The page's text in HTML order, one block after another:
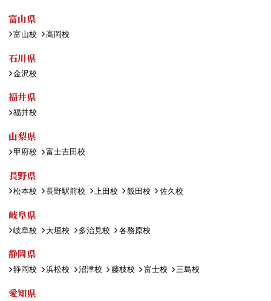
富山県
富山校 高岡校
石川県
金沢校
福井県
福井校
山梨県
甲府校 富士吉田校
長野県
松本校 長野駅前校 上田校 飯田校 佐久校
岐阜県
岐阜校 大垣校 多治見校 各務原校
静岡県
静岡校 浜松校 沼津校 藤枝校 富士校 三島校
愛知県